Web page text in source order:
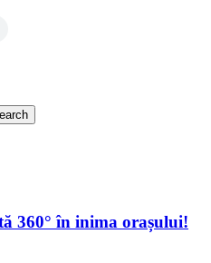
360° în inima orașului!